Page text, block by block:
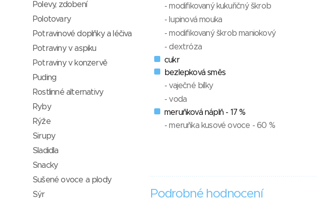
- modifikovaný kukuřičný škrob
- lupinová mouka
- modifikovaný škrob maniokový
- dextróza
cukr
bezlepková směs
- vaječné bílky
- voda
meruňková náplň - 17 %
- meruňka kusové ovoce - 60 %
Podrobné hodnocení
Polevy, zdobení
Polotovary
Potravinové doplňky a léčiva
Potraviny v aspiku
Potraviny v konzervě
Puding
Rostlinné alternativy
Ryby
Rýže
Sirupy
Sladidla
Snacky
Sušené ovoce a plody
Sýr